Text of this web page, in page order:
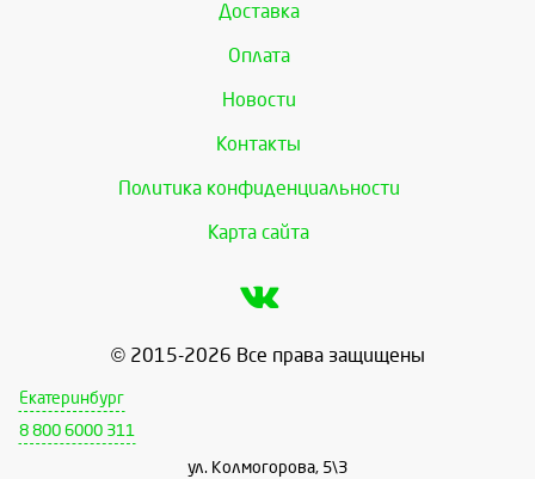
Доставка
Оплата
Новости
Контакты
Политика конфиденциальности
Карта сайта
© 2015-2026 Все права защищены
Екатеринбург
8 800 6000 311
ул. Колмогорова, 5\3